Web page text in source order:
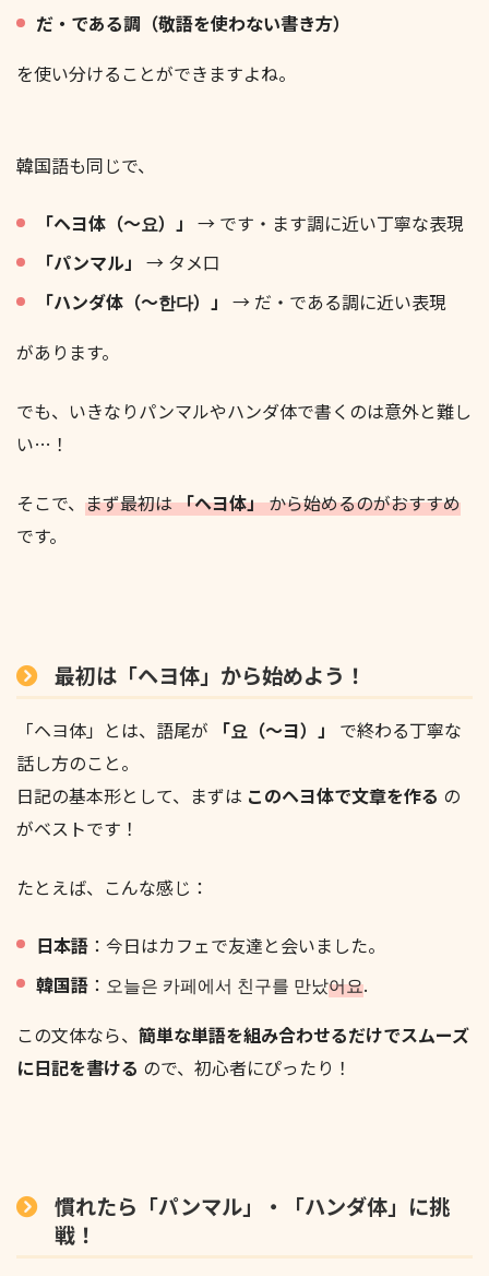
だ・である調（敬語を使わない書き方）
を使い分けることができますよね。
韓国語も同じで、
「ヘヨ体（～요）」 → です・ます調に近い丁寧な表現
「パンマル」 → タメ口
「ハンダ体（〜한다）」 → だ・である調に近い表現
があります。
でも、いきなりパンマルやハンダ体で書くのは意外と難し
い…！
そこで、 まず最初は「ヘヨ体」から始めるのがおすすめ
です。
最初は「ヘヨ体」から始めよう！
「ヘヨ体」とは、語尾が 「요（～ヨ）」
で終わる丁寧な
話し方のこと。
日記の基本形として、まずは このヘヨ体で文章を作る の
がベストです！
たとえば、こんな感じ：
日本語 ：今日はカフェで友達と会いました。
韓国語 ：오늘은 카페에서 친구를 만났어요.
この文体なら、 簡単な単語を組み合わせるだけでスムーズ
に日記を書ける ので、初心者にぴったり！
慣れたら「パンマル」・「ハンダ体」に挑
戦！